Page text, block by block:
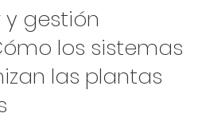
y gestión
los sistemas
las plantas